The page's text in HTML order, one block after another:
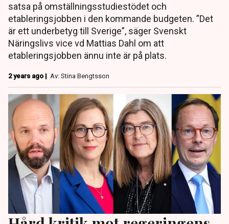
satsa på omställningsstudiestödet och
etableringsjobben i den kommande budgeten. ”Det
är ett underbetyg till Sverige”, säger Svenskt
Näringslivs vice vd Mattias Dahl om att
etableringsjobben ännu inte är på plats.
2 years ago | Av: Stina Bengtsson